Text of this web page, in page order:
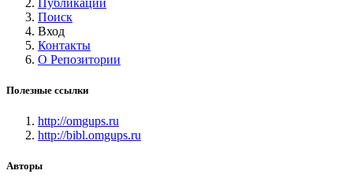
Поиск
Вход
Контакты
О Репозитории
Полезные ссылки
http://omgups.ru
http://bibl.omgups.ru
Авторы